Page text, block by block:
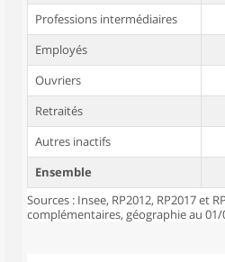
Professions intermédiaires
Employés
Ouvriers
Retraités
Autres inactifs
Ensemble
Sources : Insee, RP2012, RP2017 et
complémentaires, géographie au 01/